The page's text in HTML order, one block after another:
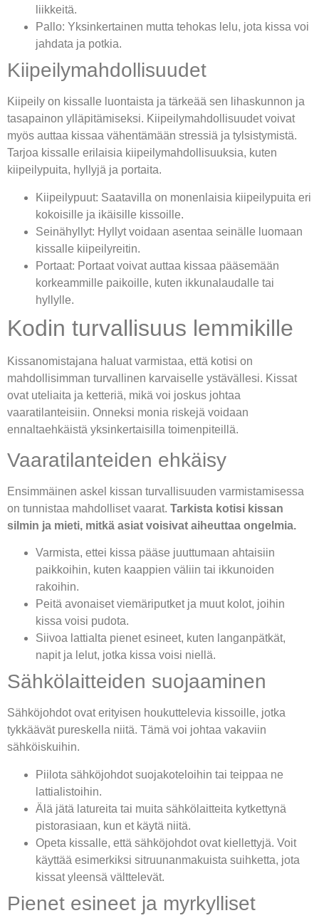
liikkeitä.
Pallo: Yksinkertainen mutta tehokas lelu, jota kissa voi
jahdata ja potkia.
Kiipeilymahdollisuudet
Kiipeily on kissalle luontaista ja tärkeää sen lihaskunnon ja
tasapainon ylläpitämiseksi. Kiipeilymahdollisuudet voivat
myös auttaa kissaa vähentämään stressiä ja tylsistymistä.
Tarjoa kissalle erilaisia kiipeilymahdollisuuksia, kuten
kiipeilypuita, hyllyjä ja portaita.
Kiipeilypuut: Saatavilla on monenlaisia kiipeilypuita eri
kokoisille ja ikäisille kissoille.
Seinähyllyt: Hyllyt voidaan asentaa seinälle luomaan
kissalle kiipeilyreitin.
Portaat: Portaat voivat auttaa kissaa pääsemään
korkeammille paikoille, kuten ikkunalaudalle tai
hyllylle.
Kodin turvallisuus lemmikille
Kissanomistajana haluat varmistaa, että kotisi on
mahdollisimman turvallinen karvaiselle ystävällesi. Kissat
ovat uteliaita ja ketteriä, mikä voi joskus johtaa
vaaratilanteisiin. Onneksi monia riskejä voidaan
ennaltaehkäistä yksinkertaisilla toimenpiteillä.
Vaaratilanteiden ehkäisy
Ensimmäinen askel kissan turvallisuuden varmistamisessa
on tunnistaa mahdolliset vaarat. Tarkista kotisi kissan
silmin ja mieti, mitkä asiat voisivat aiheuttaa ongelmia.
Varmista, ettei kissa pääse juuttumaan ahtaisiin
paikkoihin, kuten kaappien väliin tai ikkunoiden
rakoihin.
Peitä avonaiset viemäriputket ja muut kolot, joihin
kissa voisi pudota.
Siivoa lattialta pienet esineet, kuten langanpätkät,
napit ja lelut, jotka kissa voisi niellä.
Sähkölaitteiden suojaaminen
Sähköjohdot ovat erityisen houkuttelevia kissoille, jotka
tykkäävät pureskella niitä. Tämä voi johtaa vakaviin
sähköiskuihin.
Piilota sähköjohdot suojakoteloihin tai teippaa ne
lattialistoihin.
Älä jätä latureita tai muita sähkölaitteita kytkettynä
pistorasiaan, kun et käytä niitä.
Opeta kissalle, että sähköjohdot ovat kiellettyjä. Voit
käyttää esimerkiksi sitruunanmakuista suihketta, jota
kissat yleensä välttelevät.
Pienet esineet ja myrkylliset